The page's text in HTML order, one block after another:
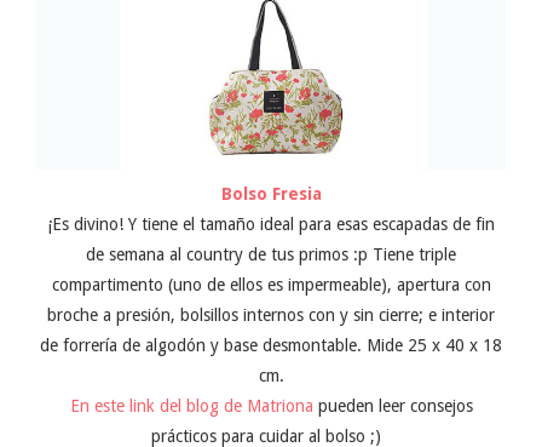
Bolso Fresia
¡Es divino! Y tiene el tamaño ideal para esas escapadas de fin
de semana al country de tus primos :p Tiene triple
compartimento (uno de ellos es impermeable), apertura con
broche a presión, bolsillos internos con y sin cierre; e interior
de forrería de algodón y base desmontable. Mide 25 x 40 x 18
cm.
En este link del blog de Matriona pueden leer consejos
prácticos para cuidar al bolso ;)